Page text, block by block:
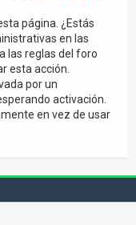
página. ¿Estás
en las
las reglas del foro
esta acción.
por un
activación.
en vez de usar